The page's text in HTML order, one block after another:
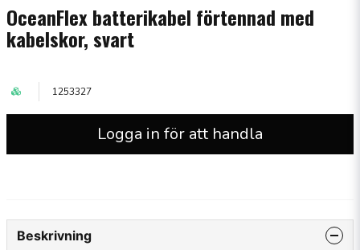
OceanFlex batterikabel förtennad med
kabelskor, svart
1253327
Logga in för att handla
Beskrivning